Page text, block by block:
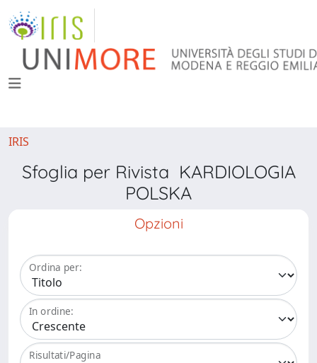
IRIS
Sfoglia per Rivista KARDIOLOGIA
POLSKA
Opzioni
Ordina per:
In ordine:
Risultati/Pagina